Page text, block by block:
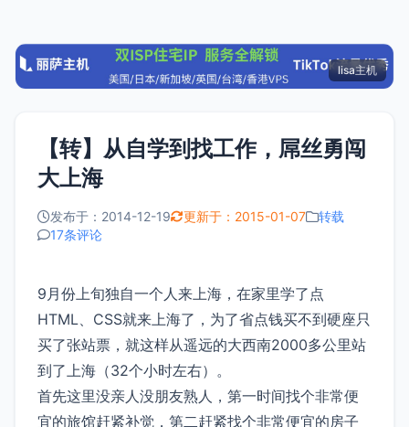
lisa主机
【转】从自学到找工作，屌丝勇闯
大上海
发布于：2014-12-19 更新于：2015-01-07
转载
17条评论
9月份上旬独自一个人来上海，在家里学了点
HTML、CSS就来上海了，为了省点钱买不到硬座只
买了张站票，就这样从遥远的大西南2000多公里站
到了上海（32个小时左右）。
首先这里没亲人没朋友熟人，第一时间找个非常便
宜的旅馆赶紧补觉，第二赶紧找个非常便宜的房子